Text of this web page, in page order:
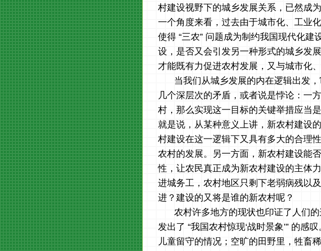
村建设视野下的城乡发展关系，已然成
一个角度来看，过去由于城市化、工业
使得 “三农” 问题成为制约我国现代化
设，是否又会引发另一种形式的城乡发
才能既有力促进农村发展，又与城市化
当我们从城乡发展的内在逻辑出发
几个深层次的矛盾，或者说是悖论：一
村，那么实现这一目标的关键举措应当
就是说，从某种意义上讲，新农村建设
村建设在这一逻辑下又具有多大的合理
农村的发展。另一方面，新农村建设能
性，让农民真正成为新农村建设的主体
进城务工，农村地区只剩下老弱病残以
进？建设的又将是谁的新农村呢？
农村许多地方的现状也印证了人们
发出了 “我国农村惊现‘战时景象’” 的感
儿童留守的情况；空旷的田野里，牲畜